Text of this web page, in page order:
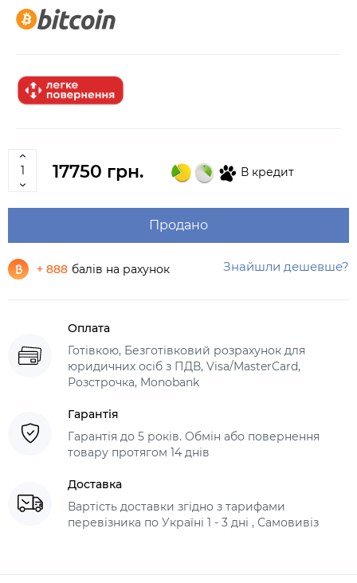
17750 грн. В кредит
Продано
+ 888 балів на рахунок Знайшли дешевше?
Оплата
Готівкою, Безготівковий розрахунок для
юридичних осіб з ПДВ, Visa/MasterCard,
Розстрочка, Monobank
Гарантія
Гарантія до 5 років. Обмін або повернення
товару протягом 14 днів
Доставка
Вартість доставки згідно з тарифами
перевізника по Україні 1 - 3 дні , Самовивіз